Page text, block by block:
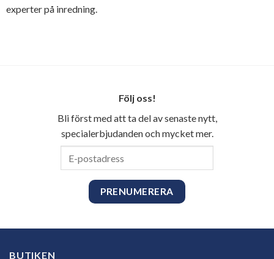
experter på inredning.
Följ oss!
Bli först med att ta del av senaste nytt,
specialerbjudanden och mycket mer.
BUTIKEN